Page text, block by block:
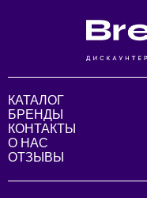
КАТАЛОГ
БРЕНДЫ
КОНТАКТЫ
О НАС
ОТЗЫВЫ